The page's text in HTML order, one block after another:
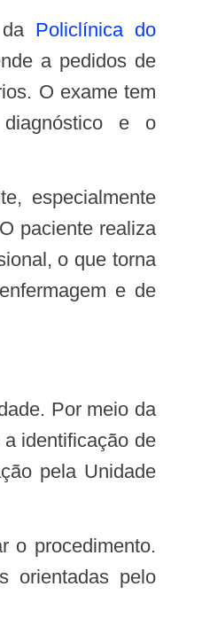
Policlínica do
a pedidos de
O exame tem
e o
paciente realiza
o que torna
e de
identificação de
pela Unidade
orientadas pelo